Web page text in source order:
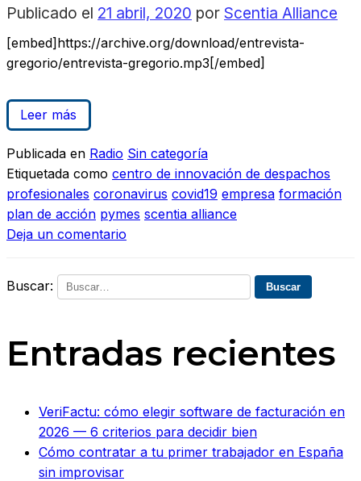
Publicado el 21 abril, 2020 por Scentia Alliance
[embed]https://archive.org/download/entrevista-
gregorio/entrevista-gregorio.mp3[/embed]
Leer más
Publicada en Radio Sin categoría
Etiquetada como centro de innovación de despachos
profesionales coronavirus covid19 empresa formación
plan de acción pymes scentia alliance
Deja un comentario
Buscar:
Entradas recientes
VeriFactu: cómo elegir software de facturación en
2026 — 6 criterios para decidir bien
Cómo contratar a tu primer trabajador en España
sin improvisar